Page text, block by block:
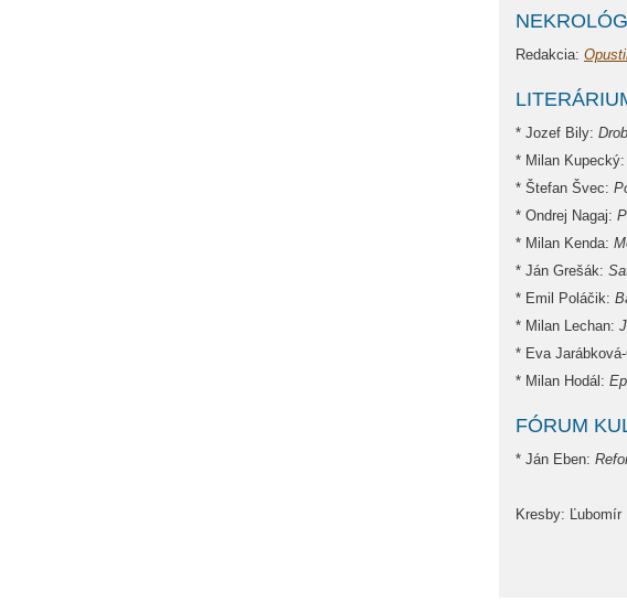
NEKROLÓG
Redakcia:
* Jozef Bily:
* Milan Kupecký:
* Štefan Švec:
* Ondrej Nagaj:
* Milan Kenda:
* Ján Grešák:
* Emil Poláčik:
* Milan Lechan:
* Eva
* Milan Hodál:
FÓRUM
* Ján Eben:
Kresby: Ľubomír